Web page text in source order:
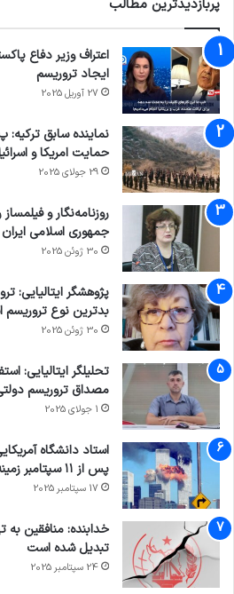
ژئوپلیتیک و منابع انرژی برای
دارد.
حکیم در پایان گفت: زمانی که
تروریسم وجود داشته باشد،
تعریف استانداردهای دوگانه نیز
بی‌ثباتی، تنش، و حضور
یک چرخه بسته ایجاد کرده
موجب تداوم تروریسم می‌شود.
تروریسم مبارزه با تروریسم
پربازدیدترین مطالب
اعتراف وزیر دفاع
ایجاد تروریسم
27 آوریل 2025
نماینده سابق
حمایت امریکا و
29 جولای 2025
روزنامه‌نگار و
جمهوری اسلامی
30 ژوئن 2025
پژوهشگر ایتالیایی:
بدترین نوع
30 ژوئن 2025
تحلیلگر ایتالیایی:
مصداق تروریسم
1 جولای 2025
استاد دانشگاه
پس از ۱۱ سپتامبر زمینه‌ساز نسل‌کشی غزه شد
17 سپتامبر 2025
خدابنده: منافقین به
تبدیل شده است
24 سپتامبر 2025